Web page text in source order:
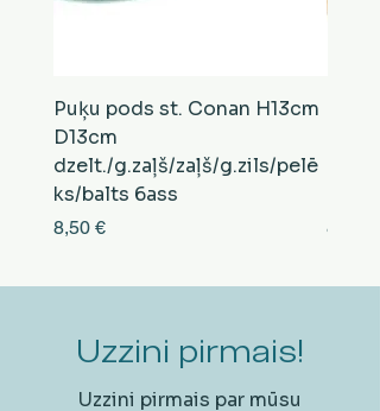
Puķu pods st. Conan H13cm
D13cm
dzelt./g.zaļš/zaļš/g.zils/pelē
ks/balts 6ass
Cena
8,50 € Cena
8,50 €
Uzzini pirmais!
Uzzini pirmais par mūsu